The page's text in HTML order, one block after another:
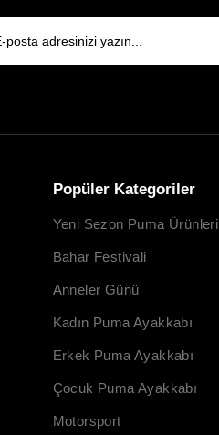
Popüler Kategoriler
Yeni Sezon Puma Ürünleri
Bahar Festivali
Anneler Günü
Kadın Puma Ayakkabı
Erkek Puma Ayakkabı
Çocuk Puma Ayakkabı
Motorsport